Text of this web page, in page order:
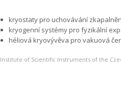
kryostaty pro uchovávání
kryogenní systémy pro fyzikální
héliová kryovývěva pro vakuová
Institute of Scientific Instruments of the